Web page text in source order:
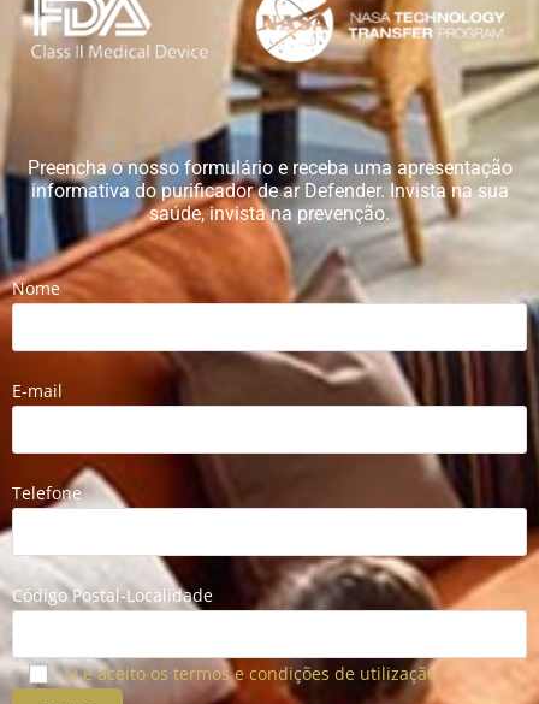
Preencha o nosso formulário e receba uma apresentação
informativa do purificador de ar Defender. Invista na sua
saúde, invista na prevenção.
Nome
E-mail
Telefone
Código Postal-Localidade
Li e aceito os termos e condições de utilização.